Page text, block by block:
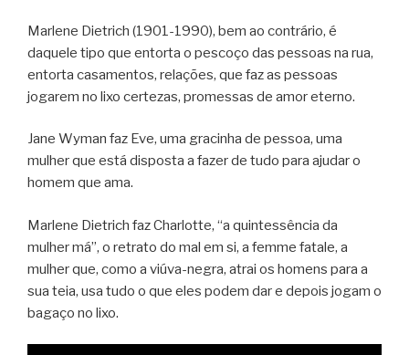
Marlene Dietrich (1901-1990), bem ao contrário, é
daquele tipo que entorta o pescoço das pessoas na rua,
entorta casamentos, relações, que faz as pessoas
jogarem no lixo certezas, promessas de amor eterno.
Jane Wyman faz Eve, uma gracinha de pessoa, uma
mulher que está disposta a fazer de tudo para ajudar o
homem que ama.
Marlene Dietrich faz Charlotte, “a quintessência da
mulher má”, o retrato do mal em si, a femme fatale, a
mulher que, como a viúva-negra, atrai os homens para a
sua teia, usa tudo o que eles podem dar e depois jogam o
bagaço no lixo.